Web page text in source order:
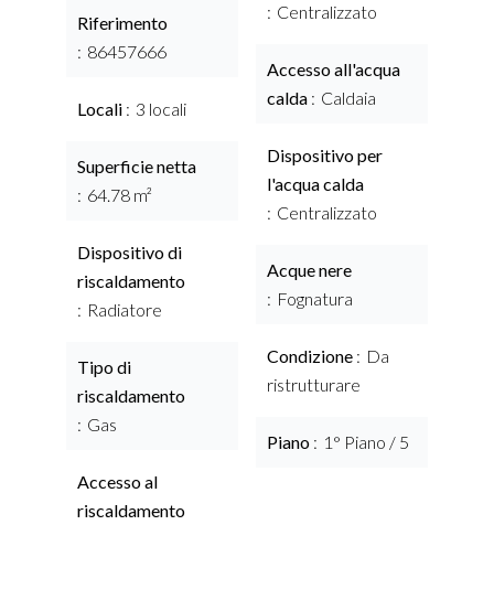
Riferimento
86457666
Locali 3 locali
Superficie netta
64.78 m²
Dispositivo di
riscaldamento
Radiatore
Tipo di
riscaldamento
Gas
Accesso al
riscaldamento
Centralizzato
Accesso all'acqua
calda
Caldaia
Dispositivo per
l'acqua calda
Centralizzato
Acque nere
Fognatura
Condizione
Da
ristrutturare
Piano 1° Piano / 5